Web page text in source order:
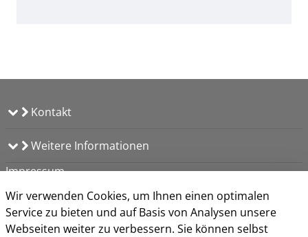
Kontakt
Weitere Informationen
Impressum
Datenschutz
Kontakt
Barrierefreiheit
Wir verwenden Cookies, um Ihnen einen optimalen
Service zu bieten und auf Basis von Analysen unsere
Webseiten weiter zu verbessern. Sie können selbst